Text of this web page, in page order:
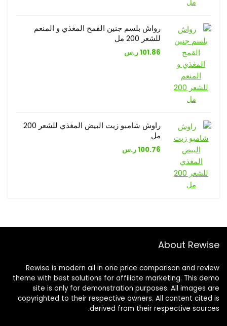
رواش بلسم جنين القمح المغذي و المنعم
للشعر 200 مل
101.86ر.س
راوش شامبو زيت البيض المغذي للشعر 200
مل
100.76ر.س
About Rewise
Rewise is modern all in one price comparison and review
theme with best solutions for affiliate marketing. This demo
site is only for demonstration purposes. All images are
copyrighted to their respective owners. All content cited is
derived from their respective sources.